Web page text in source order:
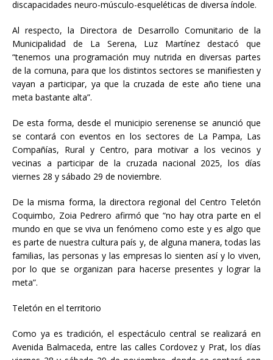
discapacidades neuro-músculo-esqueléticas de diversa índole.
Al respecto, la Directora de Desarrollo Comunitario de la
Municipalidad de La Serena, Luz Martínez destacó que
“tenemos una programación muy nutrida en diversas partes
de la comuna, para que los distintos sectores se manifiesten y
vayan a participar, ya que la cruzada de este año tiene una
meta bastante alta”.
De esta forma, desde el municipio serenense se anunció que
se contará con eventos en los sectores de La Pampa, Las
Compañías, Rural y Centro, para motivar a los vecinos y
vecinas a participar de la cruzada nacional 2025, los días
viernes 28 y sábado 29 de noviembre.
De la misma forma, la directora regional del Centro Teletón
Coquimbo, Zoia Pedrero afirmó que “no hay otra parte en el
mundo en que se viva un fenómeno como este y es algo que
es parte de nuestra cultura país y, de alguna manera, todas las
familias, las personas y las empresas lo sienten así y lo viven,
por lo que se organizan para hacerse presentes y lograr la
meta”.
Teletón en el territorio
Como ya es tradición, el espectáculo central se realizará en
Avenida Balmaceda, entre las calles Cordovez y Prat, los días